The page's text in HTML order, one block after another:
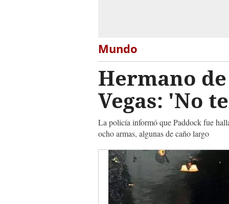
Mundo
Hermano
Vegas: 'No
La policía informó que Paddock fue
ocho armas, algunas de caño largo